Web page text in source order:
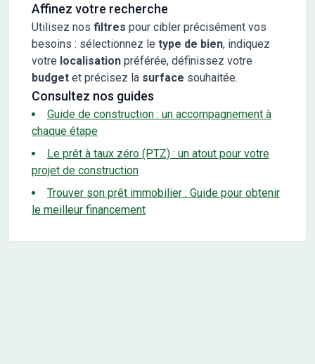
Affinez votre recherche
Utilisez nos filtres pour cibler précisément vos
besoins : sélectionnez le type de bien, indiquez
votre localisation préférée, définissez votre
budget et précisez la surface souhaitée.
Consultez nos guides
Guide de construction : un accompagnement à
chaque étape
Le prêt à taux zéro (PTZ) : un atout pour votre
projet de construction
Trouver son prêt immobilier : Guide pour obtenir
le meilleur financement